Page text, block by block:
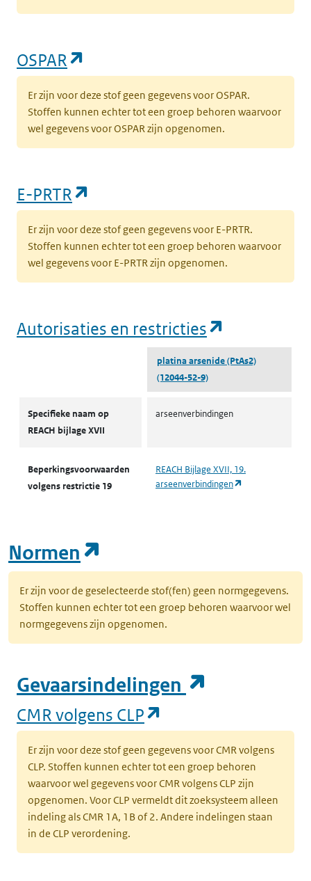
OSPAR
Er zijn voor deze stof geen gegevens voor OSPAR.
Stoffen kunnen echter tot een groep behoren waarvoor
wel gegevens voor OSPAR zijn opgenomen.
E-PRTR
Er zijn voor deze stof geen gegevens voor E-PRTR.
Stoffen kunnen echter tot een groep behoren waarvoor
wel gegevens voor E-PRTR zijn opgenomen.
Autorisaties en restricties
platina arsenide (PtAs2)
(12044-52-9)
Specifieke naam op
REACH bijlage XVII
arseenverbindingen
Beperkingsvoorwaarden
volgens restrictie 19
REACH Bijlage XVII, 19.
arseenverbindingen
Normen
Er zijn voor de geselecteerde stof(fen) geen normgegevens.
Stoffen kunnen echter tot een groep behoren waarvoor wel
normgegevens zijn opgenomen.
Gevaarsindelingen
CMR volgens CLP
Er zijn voor deze stof geen gegevens voor CMR volgens
CLP. Stoffen kunnen echter tot een groep behoren
waarvoor wel gegevens voor CMR volgens CLP zijn
opgenomen. Voor CLP vermeldt dit zoeksysteem alleen
indeling als CMR 1A, 1B of 2. Andere indelingen staan
in de CLP verordening.